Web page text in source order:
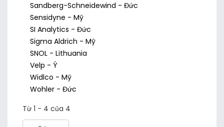
Sandberg-Schneidewind - Đức
Sensidyne - Mỹ
SI Analytics - Đức
Sigma Aldrich - Mỹ
SNOL - Lithuania
Velp - Ý
Widlco - Mỹ
Wohler - Đức
Từ 1 - 4 của 4